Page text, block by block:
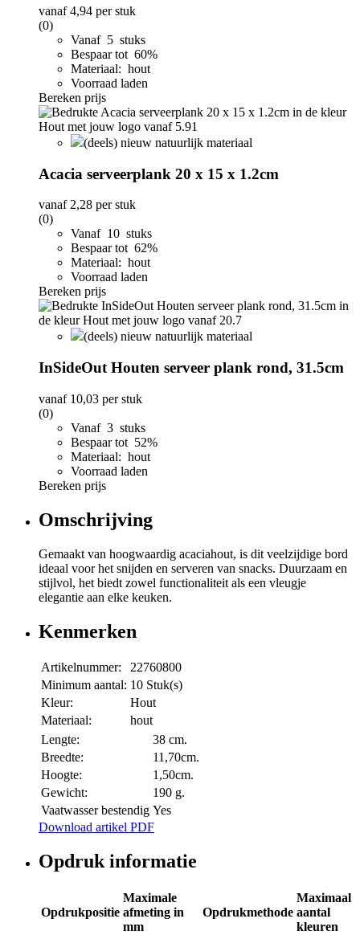
vanaf4,94 per stuk
(0)
Vanaf 5 stuks
Bespaar tot 60%
Materiaal: hout
Voorraad laden
Bereken prijs
(deels) nieuw natuurlijk materiaal
Acacia serveerplank 20 x 15 x 1.2cm
vanaf2,28 per stuk
(0)
Vanaf 10 stuks
Bespaar tot 62%
Materiaal: hout
Voorraad laden
Bereken prijs
(deels) nieuw natuurlijk materiaal
InSideOut Houten serveer plank rond, 31.5cm
vanaf 10,03 per stuk
(0)
Vanaf 3 stuks
Bespaar tot 52%
Materiaal: hout
Voorraad laden
Bereken prijs
Omschrijving
Gemaakt van hoogwaardig acaciahout, is dit veelzijdige bord
ideaal voor het snijden en serveren van snacks. Duurzaam en
stijlvol, het biedt zowel functionaliteit als een vleugje
elegantie aan elke keuken.
Kenmerken
Artikelnummer:
22760800
Minimum aantal: 10 Stuk(s)
Kleur:
Hout
Materiaal:
hout
Lengte:
38 cm.
Breedte:
11,70cm.
Hoogte:
1,50cm.
Gewicht:
190 g.
Vaatwasser bestendig Yes
Download artikel PDF
Opdruk informatie
Opdrukpositie
Maximale
afmeting in
mm
Opdrukmethode
Maximaal
aantal
kleuren